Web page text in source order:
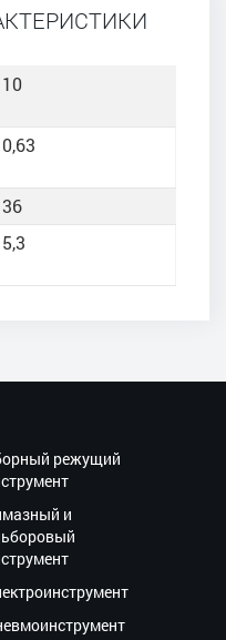
10
0,63
36
5,3
режущий
и